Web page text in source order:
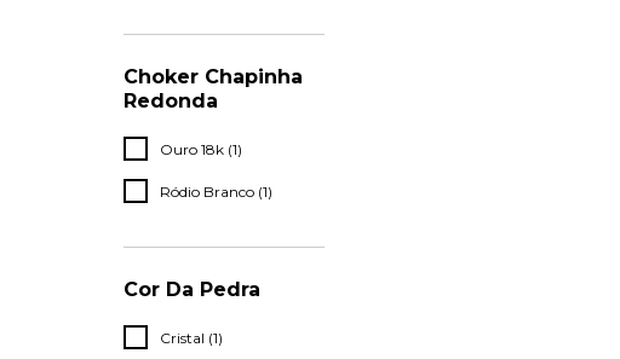
Choker Chapinha
Redonda
Ouro 18k (1)
Ródio Branco (1)
Cor Da Pedra
Cristal (1)